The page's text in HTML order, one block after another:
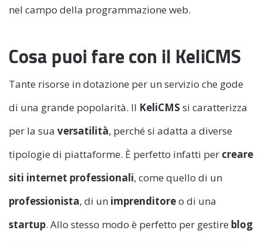
nel campo della programmazione web.
Cosa puoi fare con il KeliCMS
Tante risorse in dotazione per un servizio che gode
di una grande popolarità. Il KeliCMS si caratterizza
per la sua versatilità, perché si adatta a diverse
tipologie di piattaforme. È perfetto infatti per creare
siti internet professionali, come quello di un
professionista, di un imprenditoreo di una
startup. Allo stesso modo è perfetto per gestire blog